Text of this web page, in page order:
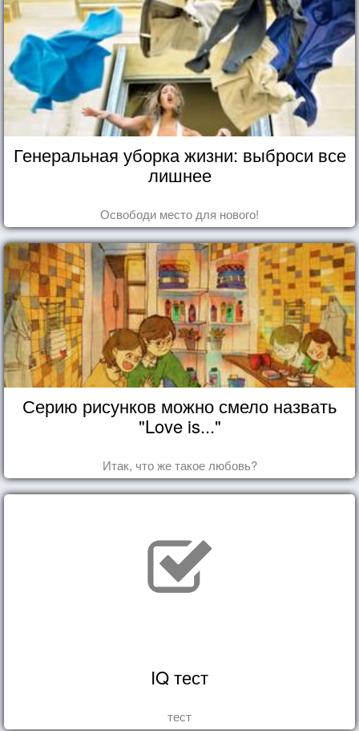
Генеральная уборка жизни: выброси все
лишнее
Освободи место для нового!
Серию рисунков можно смело назвать
"Love is..."
Итак, что же такое любовь?
IQ тест
тест